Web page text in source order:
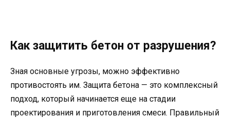
Как защитить бетон от разрушения?
Зная основные угрозы, можно эффективно
противостоять им. Защита бетона — это комплексный
подход, который начинается еще на стадии
проектирования и приготовления смеси. Правильный